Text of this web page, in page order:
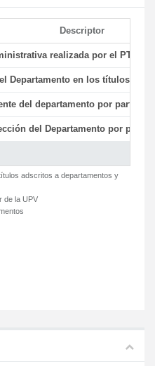
Descriptor
realizada por el PTGAS
Departamento en los títulos de
del departamento por parte
del Departamento por parte
adscritos a departamentos y
de la UPV